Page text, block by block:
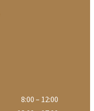
8:00 – 12:00